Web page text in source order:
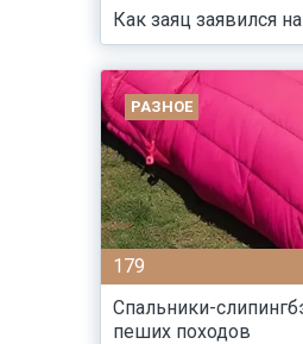
Как заяц заявился
РАЗНОЕ
179
Спальники-
пеших походов